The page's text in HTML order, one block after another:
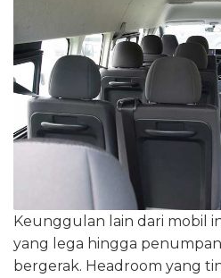
Keunggulan lain dari mobil
yang lega hingga
bergerak. Headroom yang